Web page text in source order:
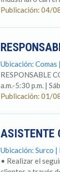
Publicación: 04/
Ubicación:
RESPONSABLE
a.m.-5:30 p.m. |
Publicación: 01/
ASISTENTE
Ubicación: Surco
• Realizar el